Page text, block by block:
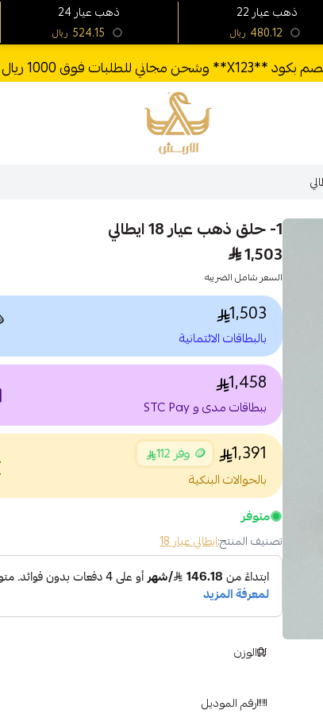
الأربش للذهب
1- حلق ذهب عيار 18 ايطالي
1,503
السعر شامل الضريبه
1,503
بالبطاقات الائتمانية
1,458
ببطاقات مدى و STC Pay
1,391 🪙 وفر 112
بالحوالات البنكية
متوفر
تصنيف المنتج:ايطالي عيار 18
الوزن
رقم الموديل
24 ذهب عيار
ريال 524.15
22 ذهب عيار
ريال 480.12